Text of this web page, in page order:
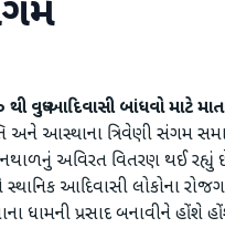
વધુ આદિવાસી બાંધવો માટે
અને આસ્થાના ત્રિવેણી સંગમ
અવિરત વિતરણ થઈ રહ્યું
આદિવાસી લોકોના
ધામની પ્રસાદ બનાવીને હોંશે